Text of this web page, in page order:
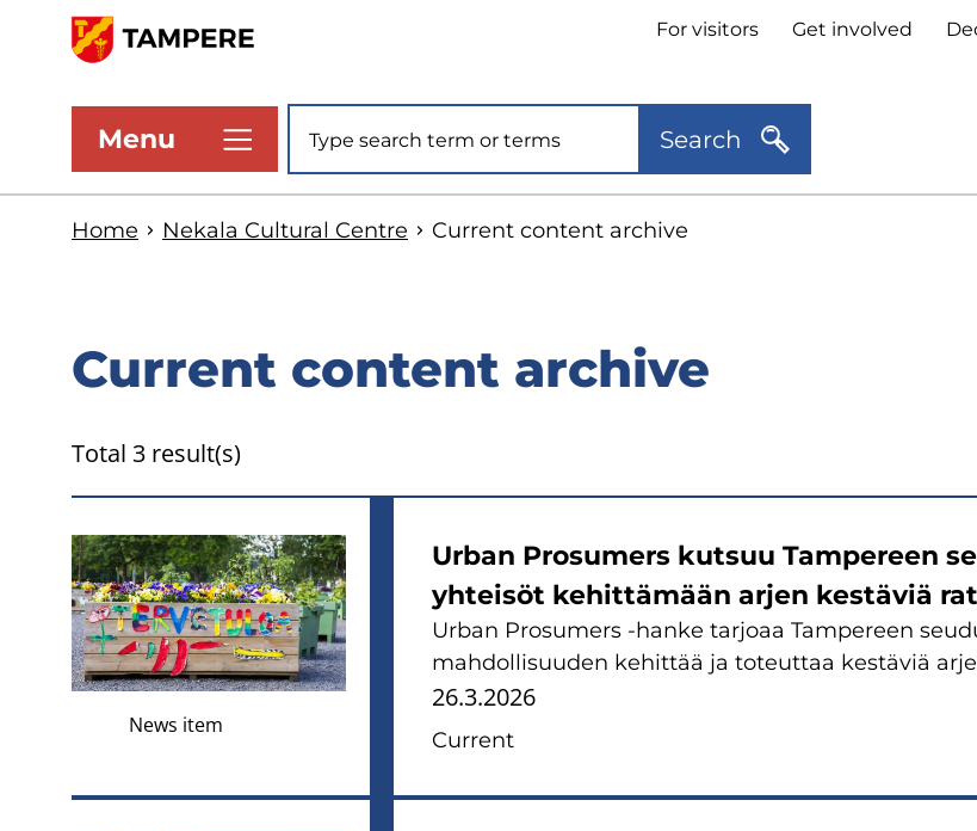
main
content
Header
links
For visitors Get involved
Menu Site search Search
Home Nekala Cultural Centre Current content archive
Current content archive
Total 3 result(s)
News item
Urban Prosumers kutsuu Tampereen
yhteisöt kehittämään arjen kestäviä
Urban Prosumers -hanke tarjoaa Tampereen
mahdollisuuden kehittää ja toteuttaa kestäviä
26.3.2026
Current